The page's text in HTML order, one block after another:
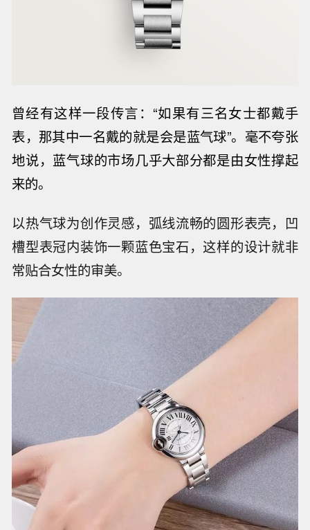
曾经有这样一段传言：“如果有三名女士都戴手
表，那其中一名戴的就是会是蓝气球”。毫不夸张
地说，蓝气球的市场几乎大部分都是由女性撑起
来的。
以热气球为创作灵感，弧线流畅的圆形表壳，凹
槽型表冠内装饰一颗蓝色宝石，这样的设计就非
常贴合女性的审美。